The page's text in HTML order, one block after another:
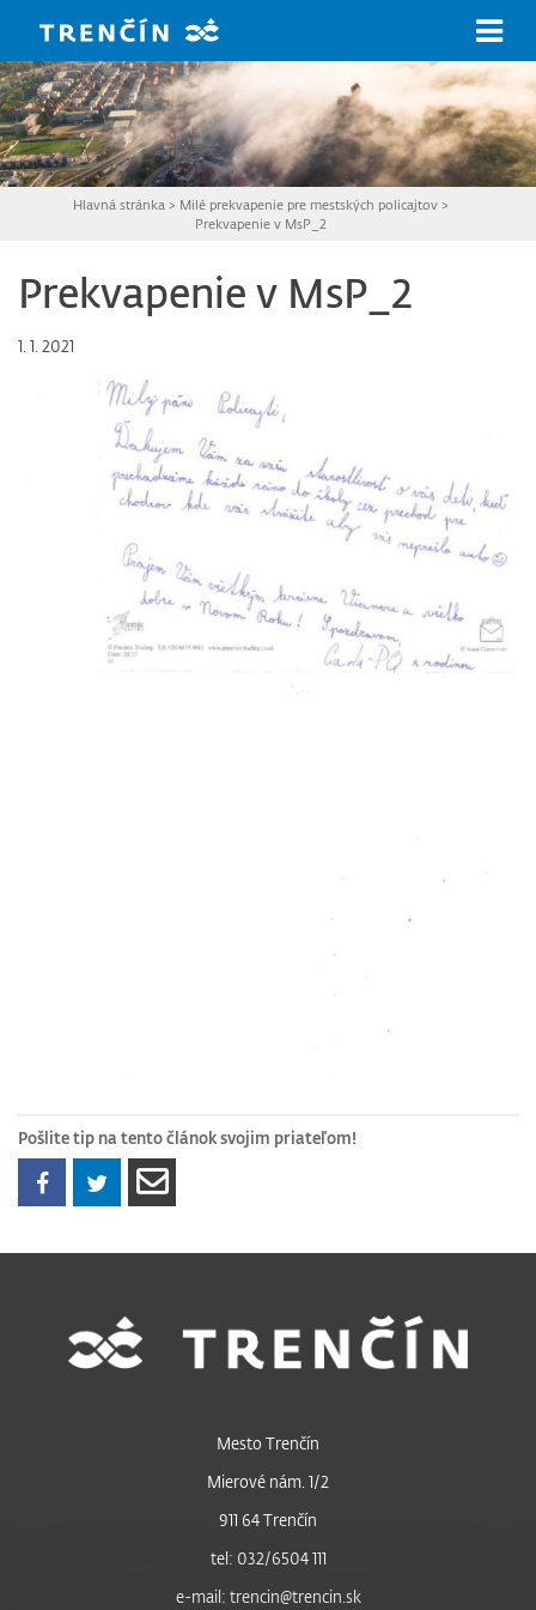
Hlavná stránka > Milé prekvapenie pre mestských policajtov >
Prekvapenie v MsP_2
Prekvapenie v MsP_2
1. 1. 2021
Pošlite tip na tento článok svojim priateľom!
Mesto Trenčín
Mierové nám. 1/2
911 64 Trenčín
tel: 032/6504 111
e-mail: trencin@trencin.sk